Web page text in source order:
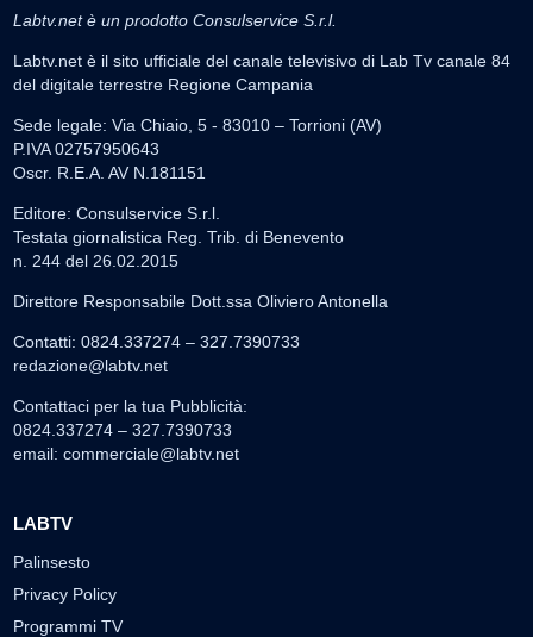
Labtv.net è un prodotto Consulservice S.r.l.
Labtv.net è il sito ufficiale del canale televisivo di Lab Tv canale 84
del digitale terrestre Regione Campania
Sede legale: Via Chiaio, 5 - 83010 – Torrioni (AV)
P.IVA 02757950643
Oscr. R.E.A. AV N.181151
Editore: Consulservice S.r.l.
Testata giornalistica Reg. Trib. di Benevento
n. 244 del 26.02.2015
Direttore Responsabile Dott.ssa Oliviero Antonella
Contatti: 0824.337274 – 327.7390733
redazione@labtv.net
Contattaci per la tua Pubblicità:
0824.337274 – 327.7390733
email: commerciale@labtv.net
LABTV
Palinsesto
Privacy Policy
Programmi TV